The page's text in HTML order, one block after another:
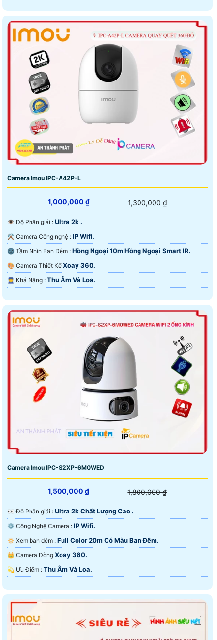
Camera Imou IPC-A42P-L
1,000,000 ₫ 1,300,000 ₫
👁 Độ Phân giải : Ultra 2k .
⚒ Camera Công nghệ : IP Wifi.
🌚 Tầm Nhìn Ban Đêm : Hồng Ngoại 10m Hồng Ngoại Smart IR.
🎨 Camera Thiết Kế Xoay 360.
️👮 Khả Năng : Thu Âm Và Loa.
Camera Imou IPC-S2XP-6M0WED
1,500,000 ₫ 1,800,000 ₫
️👀 Độ Phân giải : Ultra 2k Chất Lượng Cao .
⚙ Công Nghệ Camera : IP Wifi.
🔅 Xem ban đêm : Full Color 20m Có Màu Ban Đêm.
👑 Camera Dòng Xoay 360.
️💫 Ưu Điểm : Thu Âm Và Loa.